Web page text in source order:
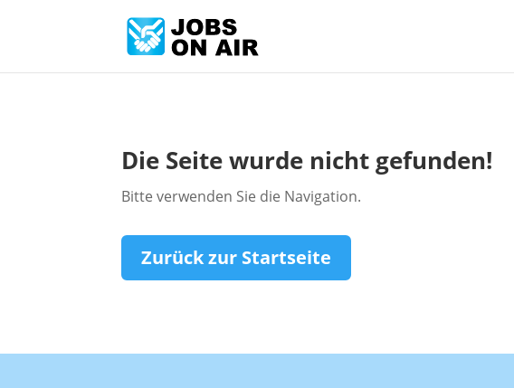
Die Seite wurde nicht gefunden!
Bitte verwenden Sie die Navigation.
Zurück zur Startseite